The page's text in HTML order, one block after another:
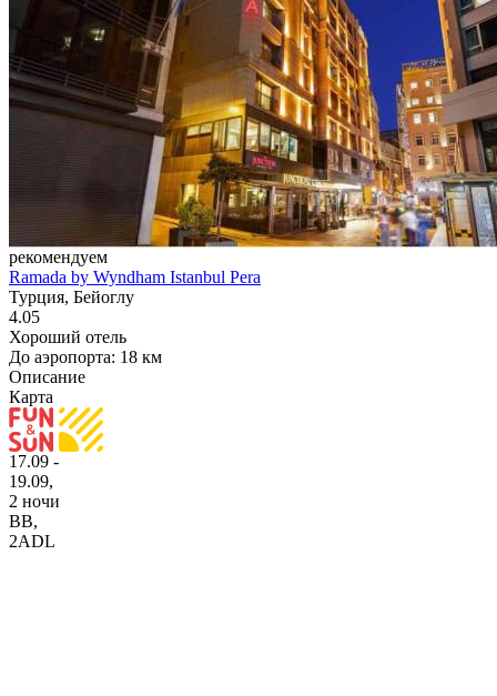
рекомендуем
Ramada by Wyndham Istanbul Pera
Турция, Бейоглу
4.05
Хороший отель
До аэропорта: 18 км
Описание
Карта
17.09 -
19.09,
2 ночи
BB,
2ADL